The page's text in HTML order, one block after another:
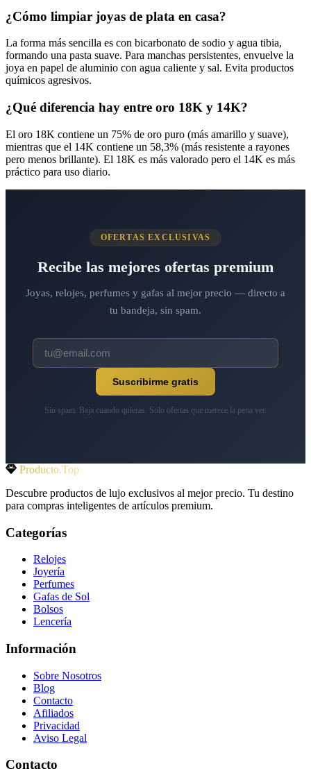
¿Cómo limpiar joyas de plata en casa?
La forma más sencilla es con bicarbonato de sodio y agua tibia,
formando una pasta suave. Para manchas persistentes, envuelve la
joya en papel de aluminio con agua caliente y sal. Evita productos
químicos agresivos.
¿Qué diferencia hay entre oro 18K y 14K?
El oro 18K contiene un 75% de oro puro (más amarillo y suave),
mientras que el 14K contiene un 58,3% (más resistente a rayones
pero menos brillante). El 18K es más valorado pero el 14K es más
práctico para uso diario.
OFERTAS EXCLUSIVAS
Recibe las mejores ofertas premium
Joyas, relojes, perfumes y gafas al mejor precio — directo a
tu bandeja, sin spam.
Suscribirme gratis
Sin spam. Baja cuando quieras. Solo ofertas que merece la pena ver.
Producto.Top
Descubre productos de lujo exclusivos al mejor precio. Tu destino
para compras inteligentes de artículos premium.
Categorías
Relojes
Joyería
Perfumes
Gafas de Sol
Bolsos
Lencería
Información
Sobre Nosotros
Blog
Contacto
Afiliados
Privacidad
Aviso Legal
Contacto